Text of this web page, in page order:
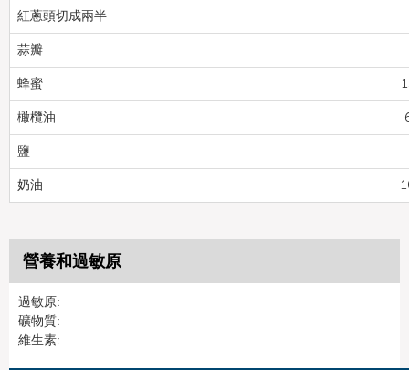
紅蔥頭切成兩半
蒜瓣
蜂蜜
橄欖油
鹽
奶油
營養和過敏原
過敏原:
礦物質:
維生素: